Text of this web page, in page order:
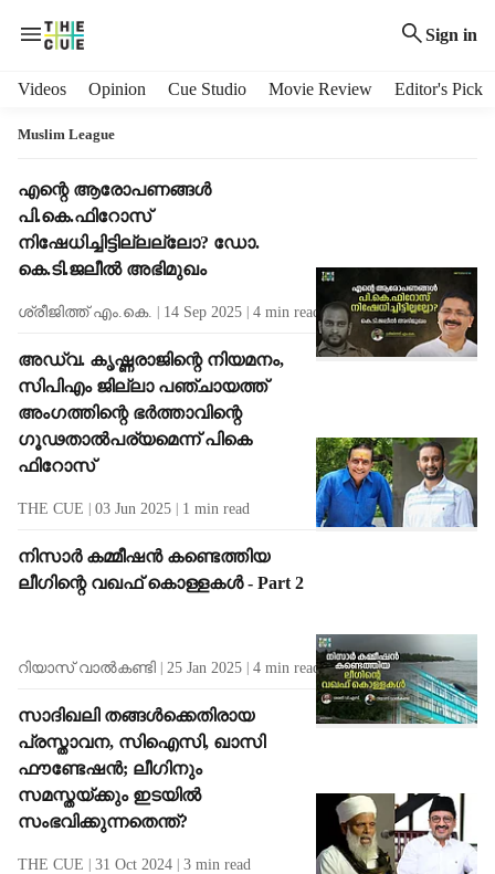
Sign in
Videos Opinion Cue Studio Movie Review Editor's Pick
Muslim League
T
a
g
R
s
l
t
s
എന്റെ ആരോപണങ്ങള്‍
പി.കെ.ഫിറോസ്
നിഷേധിച്ചിട്ടില്ലല്ലോ? ഡോ.
കെ.ടി.ജലീല്‍ അഭിമുഖം
ശ്രീജിത്ത് എം.കെ. 14 Sep 2025 4 min read
അഡ്വ. കൃഷ്ണരാജിന്റെ നിയമനം,
സിപിഎം ജില്ലാ പഞ്ചായത്ത്
അംഗത്തിന്റെ ഭർത്താവിന്റെ
ഗൂഢതാൽപര്യമെന്ന് പികെ
ഫിറോസ്
THE CUE 03 Jun 2025 1 min read
നിസാര്‍ കമ്മീഷന്‍ കണ്ടെത്തിയ
ലീഗിന്റെ വഖഫ് കൊള്ളകള്‍ - Part 2
റിയാസ് വാല്‍കണ്ടി 25 Jan 2025 4 min read
സാദിഖലി തങ്ങള്‍ക്കെതിരായ
പ്രസ്താവന, സിഐസി, ഖാസി
ഫൗണ്ടേഷന്‍; ലീഗിനും
സമസ്തയ്ക്കും ഇടയില്‍
സംഭവിക്കുന്നതെന്ത്?
THE CUE 31 Oct 2024 3 min read